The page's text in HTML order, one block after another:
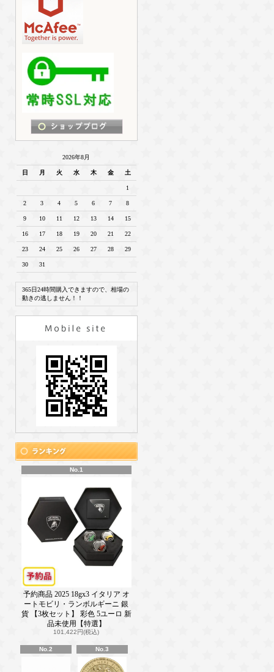
2026年8月
日 月 火 水 木 金 土
1
2 3 4 5 6 7 8
9 10 11 12 13 14 15
16 17 18 19 20 21 22
23 24 25 26 27 28 29
30 31
365日24時間購入できますので、相場の
動きの逃しません！！
No.1
予約商品 2025 18gx3 イタリア オ
ートモビリ・ランボルギーニ 銀
貨 【3枚セット】 彩色 5ユーロ 新
品未使用【特選】
101,422円(税込)
No.2 No.3